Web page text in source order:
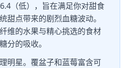
（低），旨在满足你对甜食
甜点带来的剧烈血糖波动。
维的水果与精心挑选的食材
分的吸收。
明星。覆盆子和蓝莓富含可